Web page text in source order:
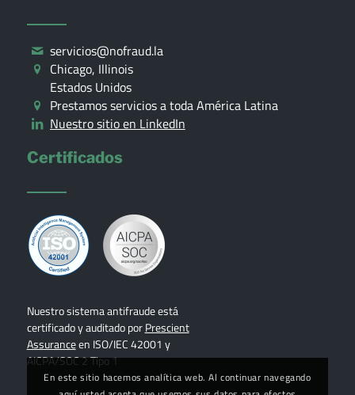
servicios@nofraud.la
Chicago, Illinois
Estados Unidos
Prestamos servicios a toda América Latina
Nuestro sitio en LinkedIn
Certificados
Nuestro sistema antifraude está
certificado y auditado porPrescient
Assuranceen ISO/IEC 42001 y
AICPA/SOC 2 Tipo 1
En este sitio hacemos analítica web. Al continuar navegando